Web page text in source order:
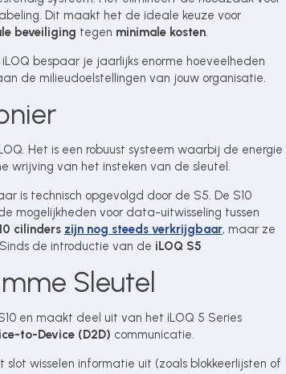
Dit maakt het de ideale keuze voor
beveiliging tegen minimale kosten.
bespaar je jaarlijks enorme hoeveelheden
de milieudoelstellingen van jouw organisatie.
Het is een robuust systeem waarbij de energie
wrijving van het insteken van de sleutel.
is technisch opgevolgd door de S5. De S10
mogelijkheden voor data-uitwisseling tussen
cilinders zijn nog steeds verkrijgbaar, maar ze
de introductie van de iLOQ S5
Sleutel
en maakt deel uit van het iLOQ 5 Series
to-Device (D2D) communicatie.
slot wisselen informatie uit (zoals blokkeerlijsten of